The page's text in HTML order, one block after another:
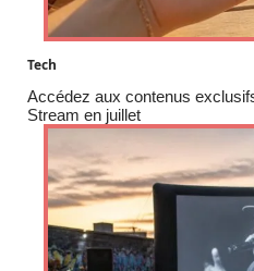
Tech
Accédez aux contenus
Stream en juillet